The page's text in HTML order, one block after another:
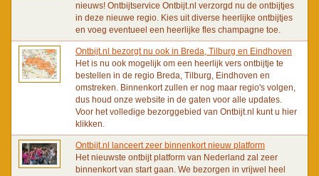
nieuws! Ontbijtservice Ontbijt.nl verzorgd nu de ontbijtjes
in deze nieuwe regio. Kies uit diverse heerlijke ontbijtjes
en voeg eventueel een heerlijke fles champagne toe.
Ontbijt.nl bezorgt nu ook in Breda, Tilburg en Eindhoven
Het is nu ook mogelijk om een heerlijk vers ontbijtje te
bestellen in de regio Breda, Tilburg, Eindhoven en
omstreken. Binnenkort zullen er nog maar regio's volgen,
dus houd onze website in de gaten voor alle updates.
Voor het volledige bezorggebied van Ontbijt.nl kunt u hier
klikken.
Ontbijt.nl lanceert zeer binnenkort nieuw platform
Het nieuwste ontbijt platform van Nederland zal zeer
binnenkort van start gaan. We bezorgen in vrijwel heel